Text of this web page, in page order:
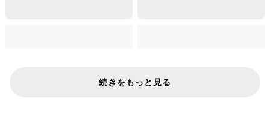
続きをもっと見る